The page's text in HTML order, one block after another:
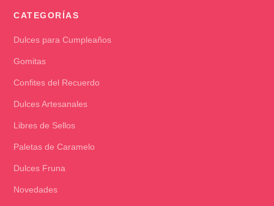
CATEGORÍAS
Dulces para Cumpleaños
Gomitas
Confites del Recuerdo
Dulces Artesanales
Libres de Sellos
Paletas de Caramelo
Dulces Fruna
Novedades